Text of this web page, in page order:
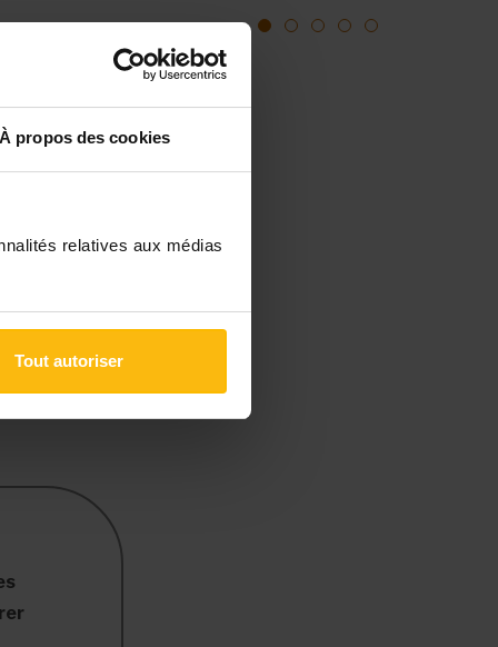
À propos des cookies
relatives aux médias
Tout autoriser
1 2 3 4